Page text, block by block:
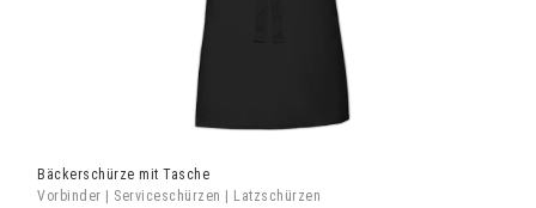
Bäckerschürze mit Tasche
Vorbinder | Serviceschürzen | Latzschürzen